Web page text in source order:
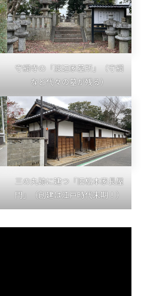
守綱寺の「渡辺家墓所」（守綱
など代々の墓が残る）
三の丸跡に建つ「旧松本家長屋
門」（創建は江戸時代末期！）